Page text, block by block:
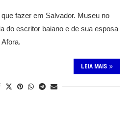
fazer em Salvador. Museu no
do escritor baiano e de sua esposa
LEIA MAIS